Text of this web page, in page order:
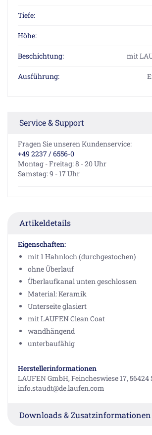
Tiefe:
Höhe:
Beschichtung: mit
Ausführung:
Service & Support
Fragen Sie unseren Kundenservice:
+49 2237 / 6556-0
Montag - Freitag: 8 - 20 Uhr
Samstag: 9 - 17 Uhr
Artikeldetails
Eigenschaften:
mit 1 Hahnloch (durchgestochen)
ohne Überlauf
Überlaufkanal unten geschlossen
Material: Keramik
Unterseite glasiert
mit LAUFEN Clean Coat
wandhängend
unterbaufähig
Herstellerinformationen
LAUFEN GmbH, Feincheswiese 17, 56424
info.staudt@de.laufen.com
Downloads & Zusatzinformationen